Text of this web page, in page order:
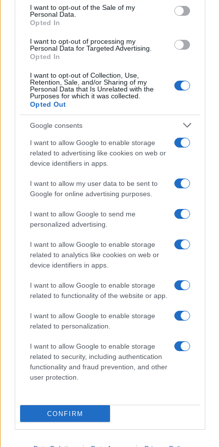
services and may gather and store information including but
not limited to your visit or usage behaviour. You may click to
grant or deny consent to Google and its third-party tags to
consent section.
I want to opt-out of the Sale of my
Personal Data.
Opted In
I want to opt-out of processing my
Personal Data for Targeted Advertising.
Opted In
I want to opt-out of Collection, Use,
Retention, Sale, and/or Sharing of my
Personal Data that Is Unrelated with the
Purposes for which it was collected.
Opted Out
Google consents
I want to allow Google to enable storage
related to advertising like cookies on web or
device identifiers in apps.
I want to allow my user data to be sent to
Google for online advertising purposes.
I want to allow Google to send me
personalized advertising.
I want to allow Google to enable storage
related to analytics like cookies on web or
device identifiers in apps.
I want to allow Google to enable storage
related to functionality of the website or app.
I want to allow Google to enable storage
related to personalization.
I want to allow Google to enable storage
related to security, including authentication
functionality and fraud prevention, and other
user protection.
CONFIRM